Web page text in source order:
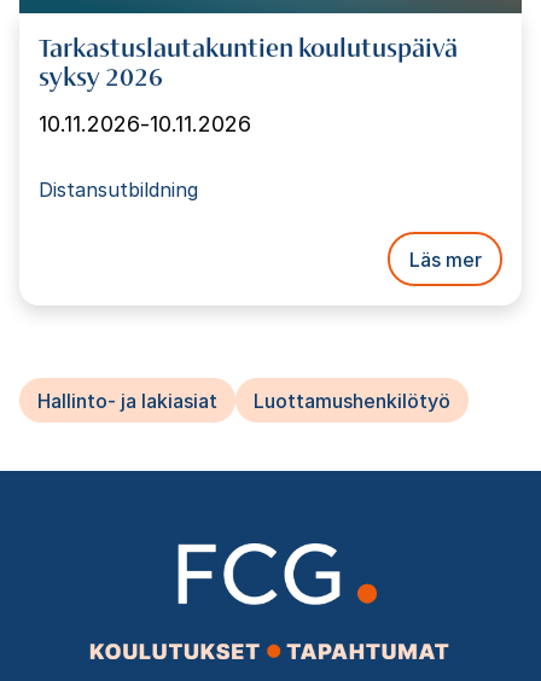
Tarkastuslautakuntien koulutuspäivä
syksy 2026
10.11.2026-10.11.2026
Distansutbildning
Läs mer
Hallinto- ja lakiasiat Luottamushenkilötyö